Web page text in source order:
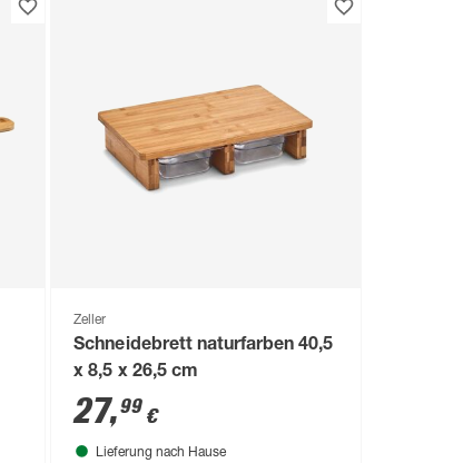
Zeller
Schneidebrett naturfarben 40,5
x 8,5 x 26,5 cm
27,99 €
Lieferung nach Hause